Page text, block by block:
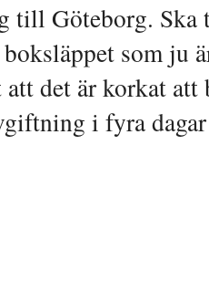
till Göteborg. Ska
som ju
det är korkat
i fyra